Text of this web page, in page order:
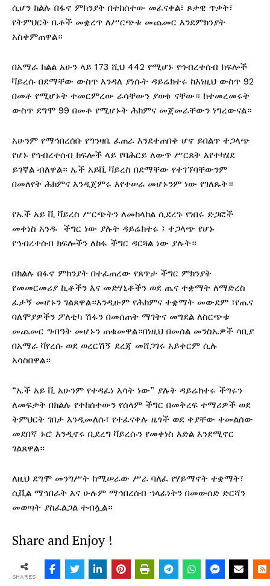
ሲሆን ክልሉ በፋኖ ምክንያት በተከሰተው መፈናቀል፣ ጾታዊ ጥቃት፣
የትምህርት ቤቶች መቋረጥ ለሥርጭቱ መጨመር እንደምክንያት
አስቀምጠዋል።
በአማራ ክልል አሁን ላይ 173 ሺህ 442 የሚሆኑ የኅብረተሰብ ክፍሎች
ቫይረሱ በደማቸው ውስጥ እንዳለ ያነሱት ዳይሬክተሩ ከእነዚህ ውስጥ 92
በመቶ የሚሆኑት ተመርምረው ራሳቸውን ያወቁ ናቸው። ከተመረመሩት
ውስጥ ደግሞ 99 በመቶ የሚሆኑት ሕክምና መጀመራቸውን ነግረውናል።
አሁንም የማኅበረሰቡ የግንዛቤ ፈጠራ እንደተጠበቀ ሆኖ ይበልጥ ተጋላጭ
የሆኑ የኅብረተሰብ ክፍሎች ላይ የባሕርይ ለውጥ ሥርጸት እየተካሄደ
ይገኛል ብለዋል። ኤች አይቪ ቫይረስ በደማቸው የተገኘባቸውንም
በመለየት ሕክምና እንዲጀምሩ እየተሠራ መሆኑንም ነው የገለጹት።
የኤች አይ ቪ ቫይረስ ሥርጭትን ለመከላከል ሲደረጉ የነበሩ ድጋፎች
መቀነስ አንዱ ችግር ነው ያሉት ዳይሬክተሩ ፤ ተጋላጭ የሆኑ
የኅብረተሰብ ክፍሎችን ለከፋ ችግር ዳርጓል ነው ያሉት።
በክልሉ በፋኖ ምክንያት በተፈጠረው የጸጥታ ችግር ምክንያት
የመመርመሪያ ኪቶችን እና መድሃኒቶችን ወደ ጤና ተቋማት ለማድረስ
ፈታኝ መሆኑን ገልጸዋል።እንዲሁም የሕክምና ተቋማት መውደም ፣የጤና
ባለሞያዎችን ፖለቲካ ሽፋን በመሰጠት ማገትና መግደል ለስርጭቱ
መጨመር ግብዓት መሆኑን ጠቁመዋል።በነዚህ በመሰል መንስኤዎች ሳቢያ
በአማራ ቫየረሱ ወደ ወረርሽኝ ደረጃ መሸጋገሩ አይቀርም ሲሉ
አሳስበዋል።
“ኤች አይ ቪ አሁንም የተዳፈነ እሳት ነው” ያሉት ዳይሬክተሩ ችግሩን
ለመፍታት በክልሉ የተከሰተውን የሰላም ችግር በመቅረፍ ተማሪዎች ወደ
ትምህርት ገበታ እንዲመለሱ፣ የተፈናቀሉ ዜጎች ወደ ቀያቸው ተመልሰው
መደበኛ ኑሮ እንዲኖሩ ቢደረግ ቫይረሱን የመቀነስ እድል እንደሚኖር
ገልጸዋል።
ለዚህ ደግሞ መንግሥት ከሚሠራው ሥራ ባለፈ የሃይማኖት ተቋማት፣
ሲቪል ማኅበራት እና ሁሉም ማኅበረሰብ ኀላፊነትን በመውሰድ ድርሻን
መወጣት ያስፈልጋል ተብሏል።
Share and Enjoy !
SHARES